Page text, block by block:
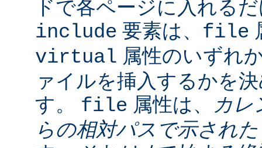
ドで各ページに入れる
include 要素は、 file
virtual 属性のいずれ
ァイルを挿入するかを
す。 file 属性は、
カ
らの相対パスで示され